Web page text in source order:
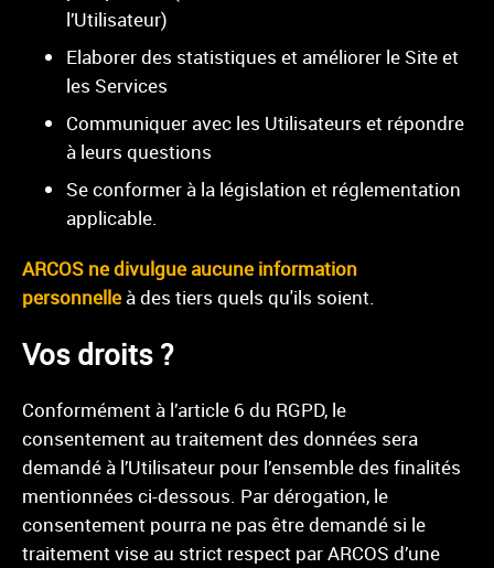
l’Utilisateur)
Elaborer des statistiques et améliorer le Site et
les Services
Communiquer avec les Utilisateurs et répondre
à leurs questions
Se conformer à la législation et réglementation
applicable.
ARCOS ne divulgue aucune information
personnelle à des tiers quels qu'ils soient.
Vos droits ?
Conformément à l’article 6 du RGPD, le
consentement au traitement des données sera
demandé à l’Utilisateur pour l’ensemble des finalités
mentionnées ci-dessous. Par dérogation, le
consentement pourra ne pas être demandé si le
traitement vise au strict respect parARCOS d’une